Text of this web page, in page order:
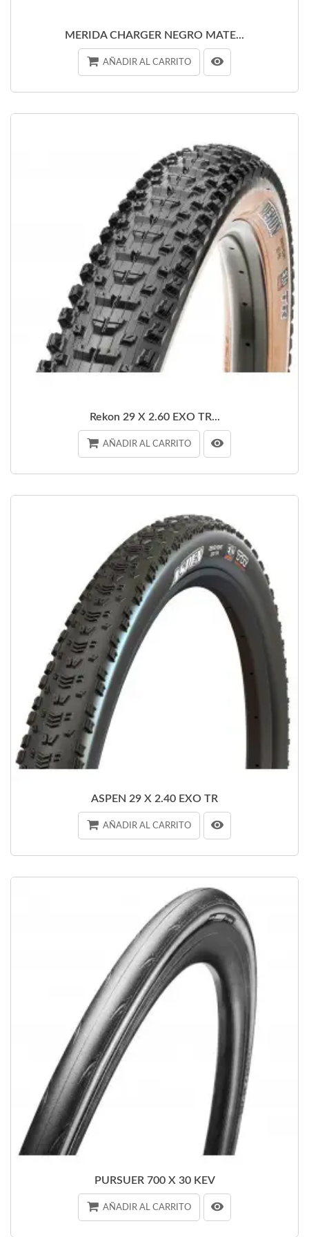
MERIDA CHARGER NEGRO MATE...
AÑADIR AL CARRITO
Rekon 29 X 2.60 EXO TR...
AÑADIR AL CARRITO
ASPEN 29 X 2.40 EXO TR
AÑADIR AL CARRITO
PURSUER 700 X 30 KEV
AÑADIR AL CARRITO